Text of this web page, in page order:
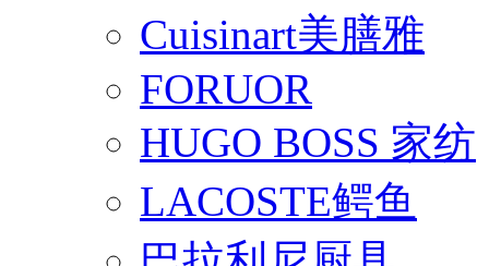
Cuisinart美膳雅
FORUOR
HUGO BOSS 家纺
LACOSTE鳄鱼